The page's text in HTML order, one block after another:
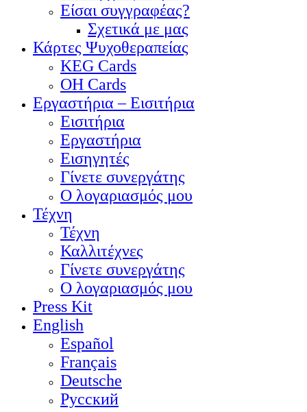
Είσαι συγγραφέας?
Σχετικά με μας
Κάρτες Ψυχοθεραπείας
KEG Cards
OH Cards
Εργαστήρια – Εισιτήρια
Εισιτήρια
Εργαστήρια
Εισηγητές
Γίνετε συνεργάτης
Ο λογαριασμός μου
Τέχνη
Τέχνη
Καλλιτέχνες
Γίνετε συνεργάτης
Ο λογαριασμός μου
Press Kit
English
Español
Français
Deutsche
Pусский